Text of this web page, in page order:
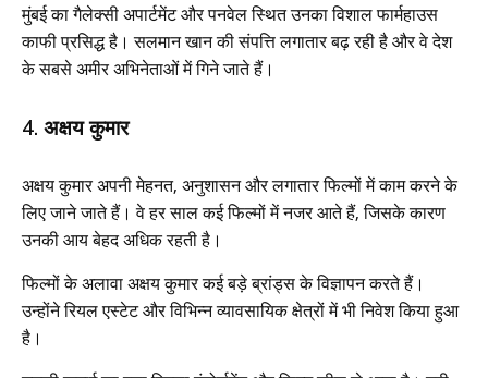
मुंबई का गैलेक्सी अपार्टमेंट और पनवेल स्थित उनका विशाल फार्महाउस
काफी प्रसिद्ध है। सलमान खान की संपत्ति लगातार बढ़ रही है और वे देश
के सबसे अमीर अभिनेताओं में गिने जाते हैं।
4. अक्षय कुमार
अक्षय कुमार अपनी मेहनत, अनुशासन और लगातार फिल्मों में काम करने के
लिए जाने जाते हैं। वे हर साल कई फिल्मों में नजर आते हैं, जिसके कारण
उनकी आय बेहद अधिक रहती है।
फिल्मों के अलावा अक्षय कुमार कई बड़े ब्रांड्स के विज्ञापन करते हैं।
उन्होंने रियल एस्टेट और विभिन्न व्यावसायिक क्षेत्रों में भी निवेश किया हुआ
है।